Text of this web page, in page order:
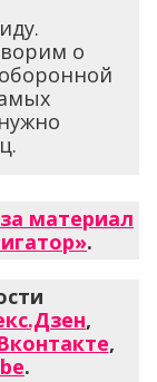
о
материал
.
,
,
.